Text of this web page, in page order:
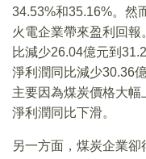
34.53%和35.16%。然
火電企業帶來盈利回報
比減少26.04億元到
淨利潤同比減少30.36
主要因為煤炭價格大
淨利潤同比下滑。
另一方面，煤炭企業卻